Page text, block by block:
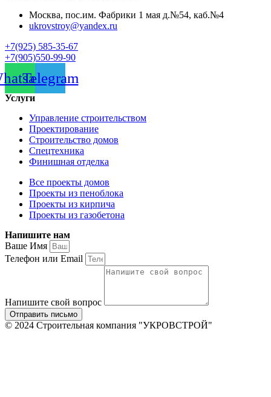
Москва, пос.им. Фабрики 1 мая д.№54, каб.№4
ukrovstroy@yandex.ru
+7(925) 585-35-67
+7(905)550-99-90
Telegram
Услуги
Управление строительством
Проектирование
Строительство домов
Спецтехника
Финишная отделка
Все проекты домов
Проекты из пеноблока
Проекты из кирпича
Проекты из газобетона
Напишите нам
Ваше Имя
Телефон или Email
Напишите свой вопрос
Отправить письмо
© 2024 Строительная компания "УКРОВСТРОЙ"